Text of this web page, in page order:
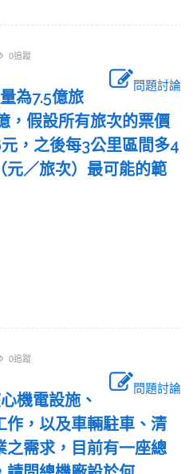
0追蹤
問題討論
為7.5億旅
，假設所有旅次的票價
，之後每3公里區間多4
元／旅次）最可能的範
0追蹤
問題討論
機電設施、
作，以及車輛駐車、清
之需求，目前有一座總